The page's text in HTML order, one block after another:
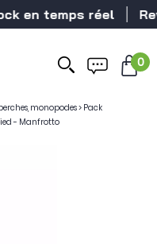
en temps réel
0
monopodes> Pack
- Manfrotto